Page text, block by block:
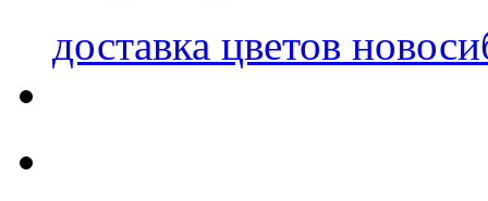
доставка цветов